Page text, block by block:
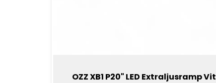
OZZ XB1 P20" LED Extraljusramp Vit